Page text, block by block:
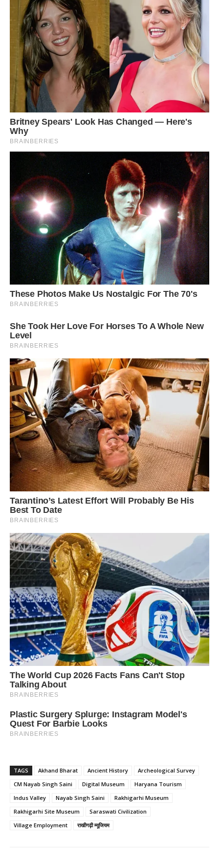
TAGS Akhand Bharat Ancient History
Archeological Survey
CM Nayab Singh Saini
Digital Museum
Haryana Tourism
Indus Valley
Nayab Singh Saini
Rakhigarhi Museum
Rakhigarhi Site Museum
Saraswati Civilization
Village Employment
राखीगढ़ी म्यूजियम